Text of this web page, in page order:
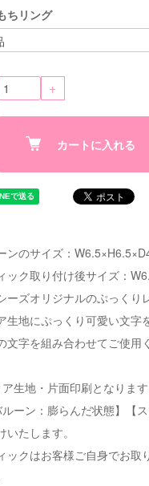
ちリング
+
カートに入れる
ンのサイズ：
ック取り付け後サイズ：
ーズオリジナルのぷっくり
生地にぷっくり可愛い文字
文字を組み合わせてご使用
生地・片面印刷となります
ーン：膨らんだ状態】【
いたします。
ックはお客様ご自身でお取